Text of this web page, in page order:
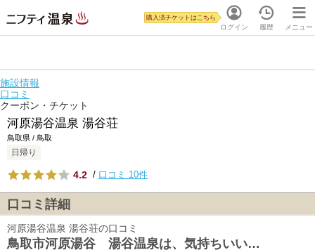
ログイン
購入済チケットはこちら
履歴 メニュー
施設情報
口コミ
クーポン・チケット
河原湯谷温泉 湯谷荘
鳥取県 / 鳥取
日帰り
4.2 / 口コミ 10件
口コミ詳細
河原湯谷温泉 湯谷荘の口コミ
鳥取市河原湯谷 湯谷温泉は、気持ちいい…